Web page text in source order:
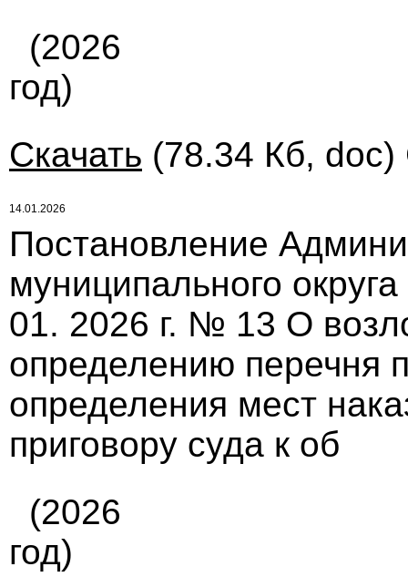
(2026
год)
Скачать (78.34 Кб, doc)
14.01.2026
Постановление
муниципального
01. 2026 г. № 13 О
определению перечня
определения мест
приговору суда к об
(2026
год)